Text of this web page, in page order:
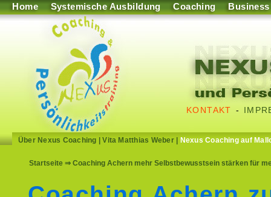
Home Systemische Ausbildung Coaching Business
KONTAKT -
Über Nexus Coaching |Vita Matthias Weber| Nexus Coaching auf
Startseite ⇒ Coaching Achern mehr Selbstbewusstsein stärken für